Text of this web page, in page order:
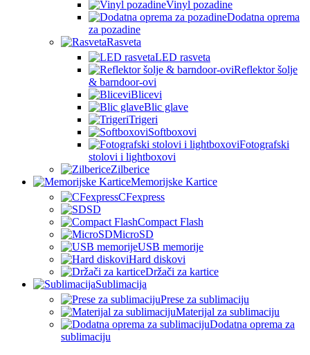
Vinyl pozadine
Dodatna oprema
za pozadine
Rasveta
LED rasveta
Reflektor šolje
& barndoor-ovi
Blicevi
Blic glave
Trigeri
Softboxovi
Fotografski
stolovi i lightboxovi
Zilberice
Memorijske Kartice
CFexpress
SD
Compact Flash
MicroSD
USB memorije
Hard diskovi
Držači za kartice
Sublimacija
Prese za sublimaciju
Materijal za sublimaciju
Dodatna oprema za
sublimaciju